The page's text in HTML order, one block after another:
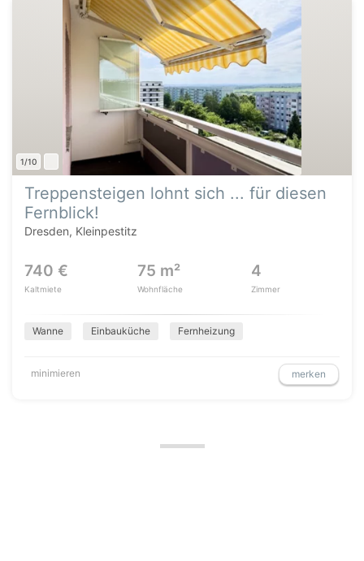
1/10
Treppensteigen lohnt sich ... für diesen
Fernblick!
Dresden, Kleinpestitz
740 €
Kaltmiete
75 m²
Wohnfläche
4
Zimmer
Wanne Einbauküche Fernheizung
minimieren merken